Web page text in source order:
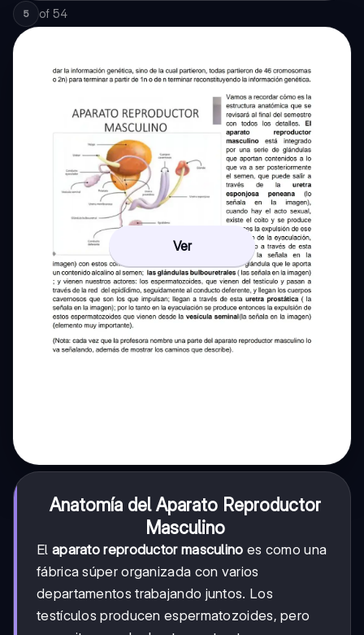
5 of 54
Ver
Anatomía del Aparato Reproductor
Masculino
El aparato reproductor masculino es como una
fábrica súper organizada con varios
departamentos trabajando juntos. Los
testículos producen espermatozoides, pero